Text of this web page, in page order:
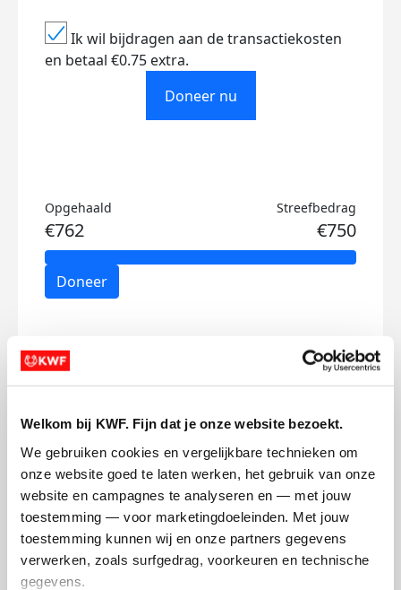
Welkom bij KWF. Fijn dat je onze website bezoekt.
We gebruiken cookies en vergelijkbare technieken om
onze website goed te laten werken, het gebruik van onze
website en campagnes te analyseren en — met jouw
toestemming — voor marketingdoeleinden. Met jouw
toestemming kunnen wij en onze partners gegevens
verwerken, zoals surfgedrag, voorkeuren en technische
gegevens.
Ik wil bijdragen aan de transactiekosten
en betaal €0.75 extra.
Doneer nu
Opgehaald
€762
Streefbedrag
€750
Doneer
Mijn activiteiten volgen
40
kms
Kevin's badges